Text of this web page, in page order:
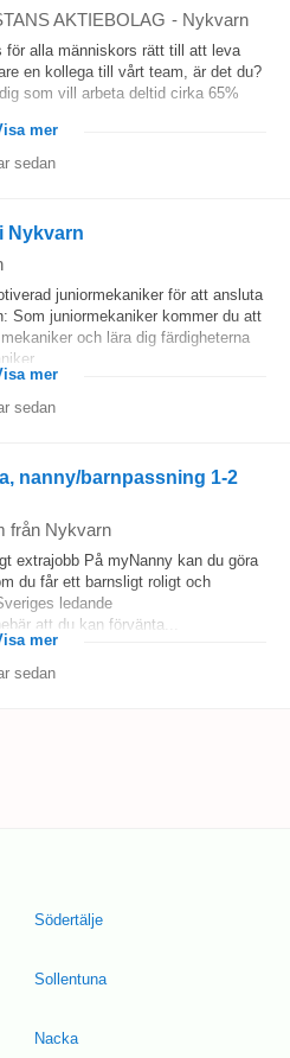
AKTIEBOLAG - Nykvarn
för alla människors rätt till att leva
en kollega till vårt team, är det du?
som vill arbeta deltid cirka 65%
mer
sedan
Nykvarn
juniormekaniker för att ansluta
Som juniormekaniker kommer du att
och lära dig färdigheterna
mer
sedan
nanny/barnpassning 1-2
från Nykvarn
extrajobb På myNanny kan du göra
du får ett barnsligt roligt och
ledande
att du kan förvänta...
mer
sedan
Södertälje
Sollentuna
Nacka